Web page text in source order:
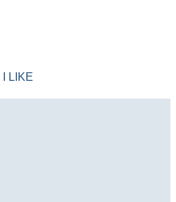
I LIKE